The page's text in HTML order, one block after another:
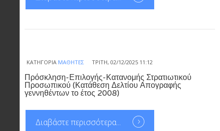
ΚΑΤΗΓΟΡΊΑ ΜΑΘΗΤΈΣ ΤΡΊΤΗ, 02/12/2025 11:12
Πρόσκληση-Επιλογής-Κατανομής Στρατιωτικού
Προσωπικού (Κατάθεση Δελτίου Απογραφής
γεννηθέντων το έτος 2008)
Διαβάστε περισσότερα...